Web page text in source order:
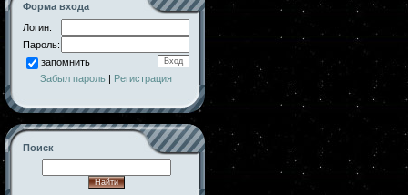
Форма входа
Логин:
Пароль:
запомнить
Забыл пароль | Регистрация
Поиск